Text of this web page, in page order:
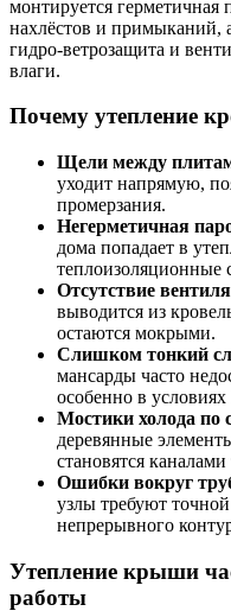
монтируется герметичная
нахлёстов и примыканий,
гидро-ветрозащита и
влаги.
Почему утепление
Щели между
уходит напрямую,
промерзания.
Негерметичная
дома попадает в
теплоизоляционные
Отсутствие
выводится из
остаются мокрыми.
Слишком тонкий
мансарды часто
особенно в
Мостики холода по
деревянные
становятся
Ошибки вокруг
узлы требуют
непрерывного
Утепление крыши
работы